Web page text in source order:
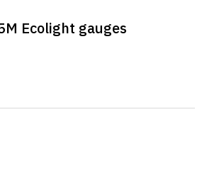
Ecolight gauges